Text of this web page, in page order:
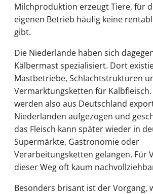
Milchproduktion erzeugt Tiere, für
eigenen Betrieb häufig keine
gibt.
Die Niederlande haben sich
Kälbermast spezialisiert. Dort
Mastbetriebe, Schlachtstrukturen
Vermarktungsketten für Kalbfleisch.
werden also aus Deutschland
Niederlanden aufgezogen und
das Fleisch kann später wieder in
Supermärkte, Gastronomie oder
Verarbeitungsketten gelangen. Für
dieser Weg oft kaum
Besonders brisant ist der Vorgang,